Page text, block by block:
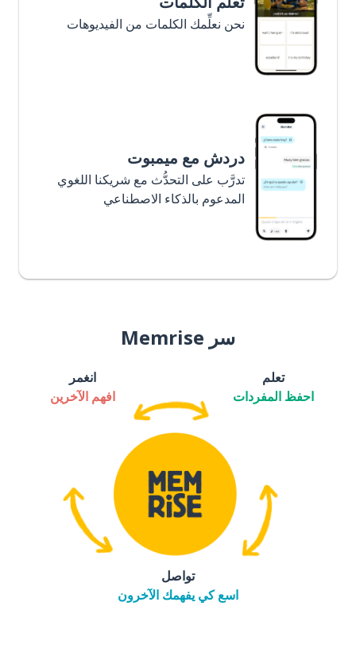
نحن نعلِّمك الكلمات من الفيديوهات
دردش مع ميمبوت
تدرَّب على التحدُّث مع شريكنا اللغوي
المدعوم بالذكاء الاصطناعي
سر Memrise
تعلم
احفظ المفردات
انغمر
افهم الآخرين
تواصل
اسع كي يفهمك الآخرون